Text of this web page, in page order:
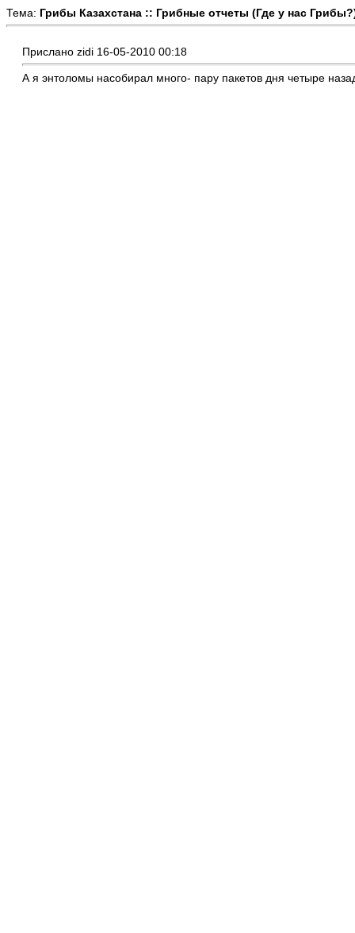
Тема: Грибы Казахстана :: Грибные отчеты (Где у нас
Прислано zidi 16-05-2010 00:18
А я энтоломы насобирал много- пару пакетов дня четыре